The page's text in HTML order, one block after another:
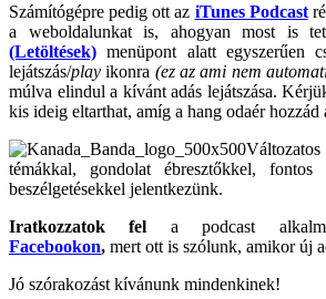
Számítógépre pedig ott az iTunes Podcast
a weboldalunkat is, ahogyan most is
(Letöltések) menüpont alatt egyszerűen
lejátszás/play ikonra (ez az ami nem
múlva elindul a kívánt adás lejátszása.
kis ideig eltarthat, amíg a hang odaér hozzád
témákkal, gondolat ébresztőkkel, fontos
beszélgetésekkel jelentkezünk.
Iratkozzatok fel a podcast
Facebookon, mert ott is szólunk, amikor új
Jó szórakozást kívánunk mindenkinek!